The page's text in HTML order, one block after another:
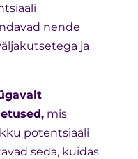
nende
ja
mis
potentsiaali
seda, kuidas